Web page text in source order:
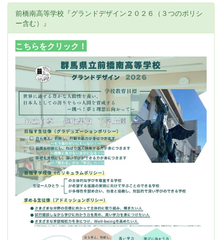
前橋南高等学校『グランドデザイン２０２６（３つのポリシ
ー含む）』
こちらをクリック！